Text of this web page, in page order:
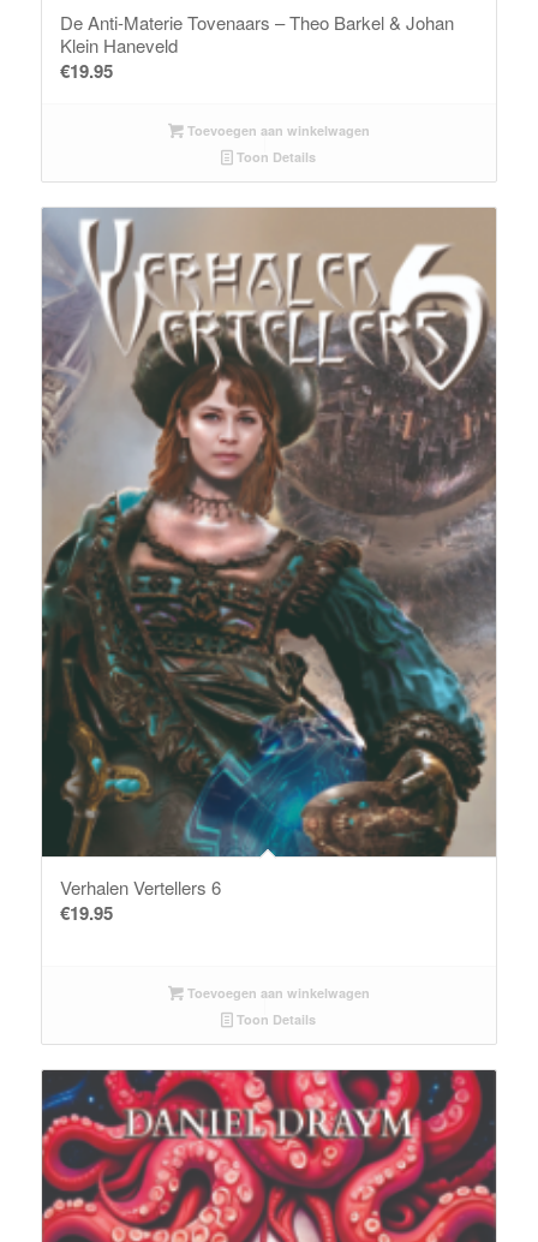
De Anti-Materie Tovenaars – Theo Barkel & Johan
Klein Haneveld
€19.95
Toevoegen aan winkelwagen
Toon Details
Verhalen Vertellers 6
€19.95
Toevoegen aan winkelwagen
Toon Details